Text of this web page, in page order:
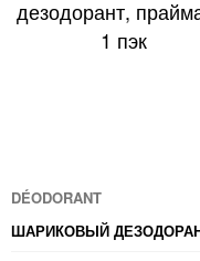
DÉODORANT
ШАРИКОВЫЙ